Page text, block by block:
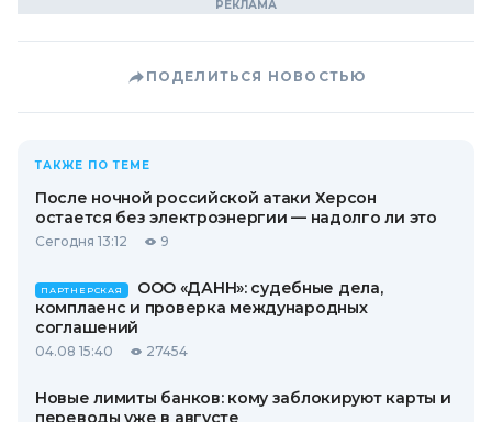
ПОДЕЛИТЬСЯ НОВОСТЬЮ
ТАКЖЕ ПО ТЕМЕ
После ночной российской атаки Херсон
остается без электроэнергии — надолго ли это
Сегодня 13:12 9
ПАРТНЕРСКАЯ
ООО «ДАНН»: судебные дела,
комплаенс и проверка международных
соглашений
04.08 15:40 27454
Новые лимиты банков: кому заблокируют карты и
переводы уже в августе